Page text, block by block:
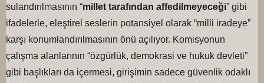
sulandırılmasının “millet tarafından affedilmeyeceği” gibi
ifadelerle, eleştirel seslerin potansiyel olarak “milli iradeye”
karşı konumlandırılmasının önü açılıyor. Komisyonun
çalışma alanlarının “özgürlük, demokrasi ve hukuk devleti”
gibi başlıkları da içermesi, girişimin sadece güvenlik odaklı